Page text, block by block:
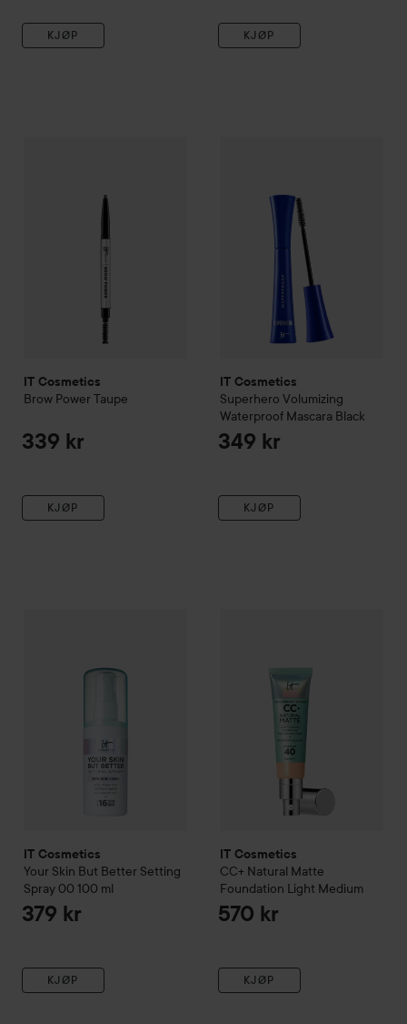
KJØP KJØP
IT Cosmetics
Brow Power Taupe
339 kr
KJØP
IT Cosmetics
Superhero Volumizing
Waterproof Mascara Black
349 kr
KJØP
IT Cosmetics
Your Skin But Better Setting
Spray 00 100 ml
379 kr
KJØP
IT Cosmetics
CC+ Natural Matte
Foundation Light Medium
570 kr
KJØP